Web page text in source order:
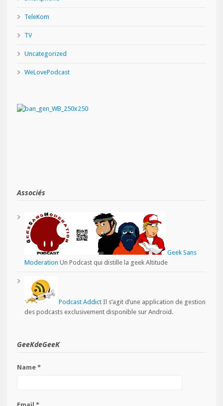
TeleKom
TV
Uncategorized
WeLovePodcast
Associés
Geek Sans
Moderation Un Podcast qui distille la geek Altitude
Podcast Addict Il s’agit d’une application de gestion
des podcasts exclusivement disponible sur Android.
GeeKdeGeeK
Name *